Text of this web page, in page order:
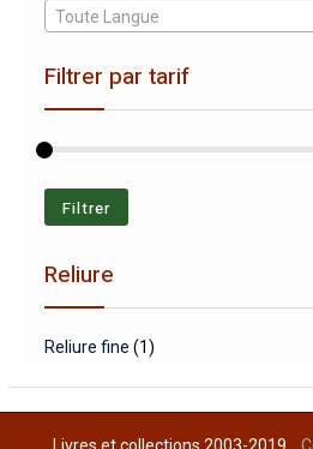
Toute Langue
Filtrer par tarif
Filtrer
Reliure
Reliure fine (1)